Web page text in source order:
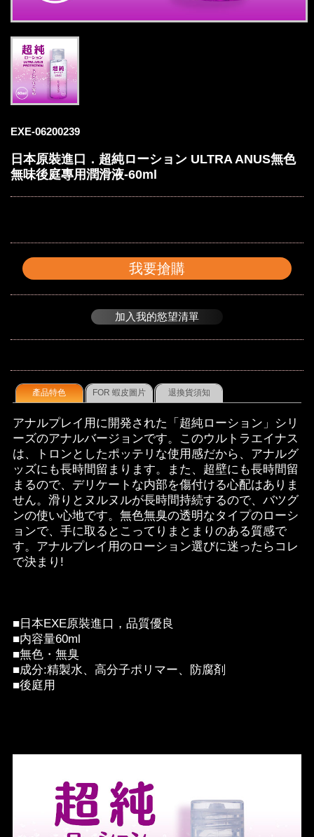
EXE-06200239
日本原裝進口．超純ローション ULTRA ANUS無色
無味後庭專用潤滑液-60ml
我要搶購
加入我的慾望清單
產品特色 FOR 蝦皮圖片 退換貨須知
アナルプレイ用に開発された「超純ローション」シリ
ーズのアナルバージョンです。このウルトラエイナス
は、トロンとしたポッテリな使用感だから、アナルグ
ッズにも長時間留まります。また、超壁にも長時間留
まるので、デリケートな内部を傷付ける心配はありま
せん。滑りとヌルヌルが長時間持続するので、バツグ
ンの使い心地です。無色無臭の透明なタイプのローシ
ョンで、手に取るとこってりまとまりのある質感で
す。アナルプレイ用のローション選びに迷ったらコレ
で決まり!
■日本EXE原裝進口，品質優良
■内容量60ml
■無色・無臭
■成分:精製水、高分子ポリマー、防腐剤
■後庭用